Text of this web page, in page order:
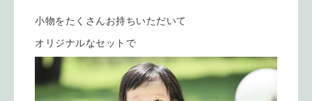
小物をたくさんお持ちいただいて
オリジナルなセットで